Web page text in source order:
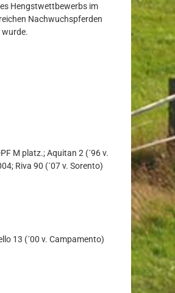
Hengstwettbewerbs im
Nachwuchspferden
wurde.
M platz.; Aquitan 2 (´96 v.
Riva 90 (´07 v. Sorento)
13 (´00 v. Campamento)